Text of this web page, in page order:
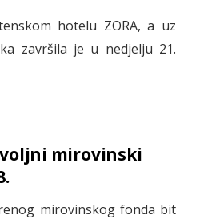
hotelu ZORA, a uz
završila je u nedjelju 21.
mirovinski
mirovinskog fonda bit